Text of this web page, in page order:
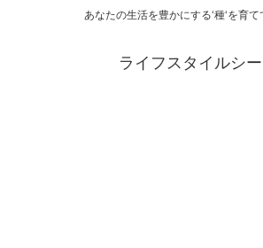
あなたの生活を豊かにする‘種‘を育て
ライフスタイルシ